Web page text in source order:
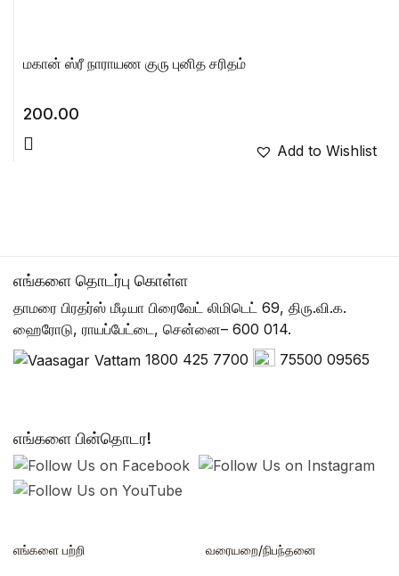
மகான் ஸ்ரீ நாராயண குரு புனித சரிதம்
200.00
Add to Wishlist
எங்களை தொடர்பு கொள்ள
தாமரை பிரதர்ஸ் மீடியா பிரைவேட் லிமிடெட் 69, திரு.வி.க.
ஹைரோடு, ராயப்பேட்டை, சென்னை– 600 014.
1800 425 7700
75500 09565
எங்களை பின்தொடர!
எங்களை பற்றி வரையறை/நிபந்தனை